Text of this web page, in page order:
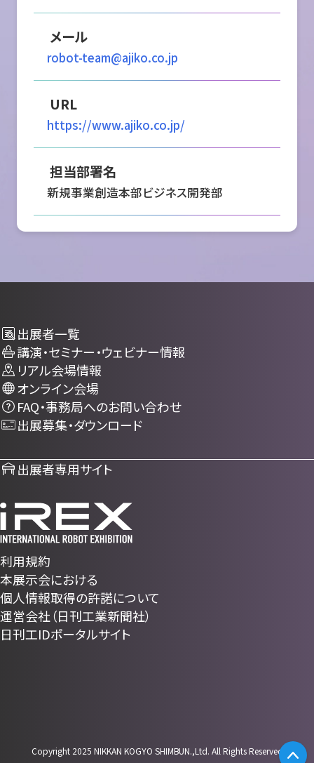
メール
robot-team@ajiko.co.jp
URL
https://www.ajiko.co.jp/
担当部署名
新規事業創造本部ビジネス開発部
出展者一覧
講演・セミナー・ウェビナー情報
リアル会場情報
オンライン会場
FAQ・事務局へのお問い合わせ
出展募集・ダウンロード
出展者専用サイト
利用規約
本展示会における
個人情報取得の許諾について
運営会社（日刊工業新聞社）
日刊工IDポータルサイト
Copyright 2025 NIKKAN KOGYO SHIMBUN.,Ltd. All Rights Reserved